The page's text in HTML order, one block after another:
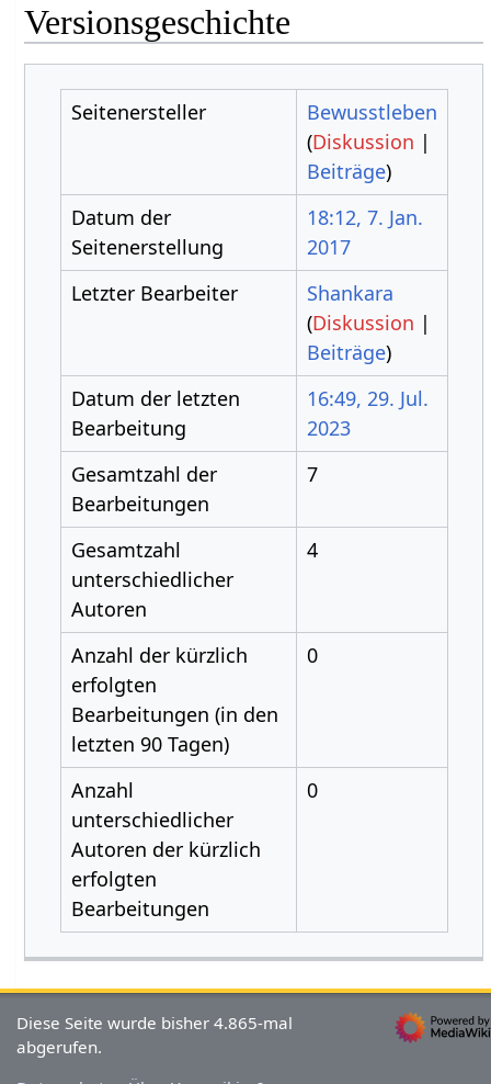
Versionsgeschichte
Seitenersteller
Bewusstleben
(Diskussion |
Beiträge)
Datum der
Seitenerstellung
18:12, 7. Jan.
2017
Letzter Bearbeiter
Shankara
(Diskussion |
Beiträge)
Datum der letzten
Bearbeitung
16:49, 29. Jul.
2023
Gesamtzahl der
Bearbeitungen
7
Gesamtzahl
unterschiedlicher
Autoren
4
Anzahl der kürzlich
erfolgten
Bearbeitungen (in den
letzten 90 Tagen)
0
Anzahl
unterschiedlicher
Autoren der kürzlich
erfolgten
Bearbeitungen
0
Diese Seite wurde bisher 4.865-mal
abgerufen.